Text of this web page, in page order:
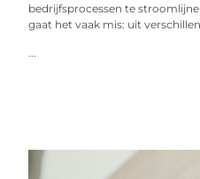
bedrijfsprocessen te
gaat het vaak mis: uit
...